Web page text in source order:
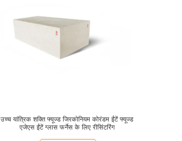
उच्च यांत्रिक शक्ति फ्यूज्ड जिरकोनियम कोरंडम ईंटें फ्यूज्ड
एजेएस ईंटें ग्लास फर्नेस के लिए रीसिंटरिंग